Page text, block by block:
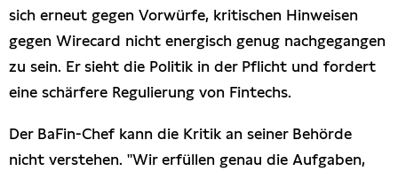
Presseschau
Publikationen
Anfragen (Archivseite)
sich erneut gegen Vorwürfe, kritischen Hinweisen
gegen Wirecard nicht energisch genug nachgegangen
zu sein. Er sieht die Politik in der Pflicht und fordert
eine schärfere Regulierung von Fintechs.
Der BaFin-Chef kann die Kritik an seiner Behörde
nicht verstehen. "Wir erfüllen genau die Aufgaben,